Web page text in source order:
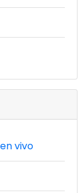
vivo